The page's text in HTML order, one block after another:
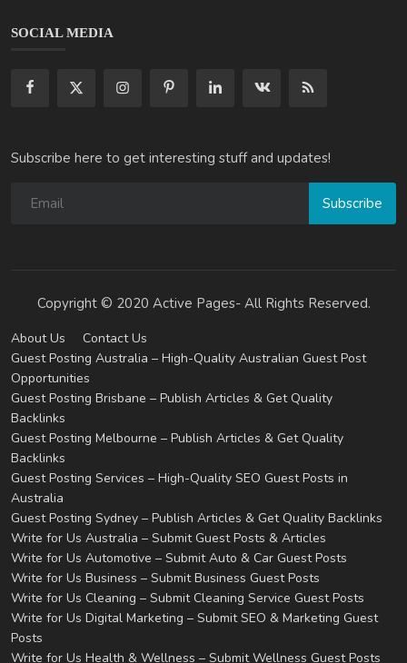
SOCIAL MEDIA
Subscribe here to get interesting stuff and updates!
Subscribe
Copyright © 2020 Active Pages- All Rights Reserved.
About Us
Contact Us
Guest Posting Australia – High-Quality Australian Guest Post
Opportunities
Guest Posting Brisbane – Publish Articles & Get Quality
Backlinks
Guest Posting Melbourne – Publish Articles & Get Quality
Backlinks
Guest Posting Services – High-Quality SEO Guest Posts in
Australia
Guest Posting Sydney – Publish Articles & Get Quality Backlinks
Write for Us Australia – Submit Guest Posts & Articles
Write for Us Automotive – Submit Auto & Car Guest Posts
Write for Us Business – Submit Business Guest Posts
Write for Us Cleaning – Submit Cleaning Service Guest Posts
Write for Us Digital Marketing – Submit SEO & Marketing Guest
Posts
Write for Us Health & Wellness – Submit Wellness Guest Posts